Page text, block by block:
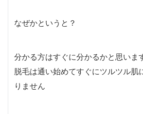
なぜかというと？
分かる方はすぐに分かるかと思いま
脱毛は通い始めてすぐにツルツル肌
りません